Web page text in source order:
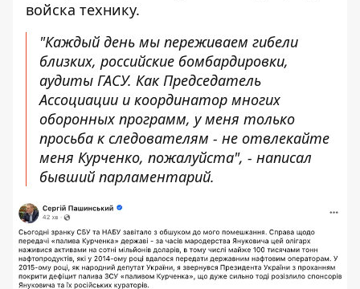
войска технику.
"Каждый день мы переживаем гибели
близких, российские бомбардировки,
аудиты ГАСУ. Как Председатель
Ассоциации и координатор многих
оборонных программ, у меня только
просьба к следователям - не отвлекайте
меня Курченко, пожалуйста", - написал
бывший парламентарий.